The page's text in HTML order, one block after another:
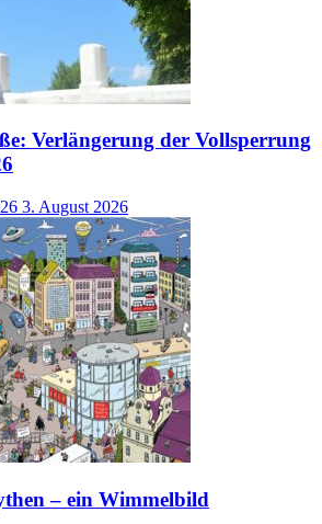
Verlängerung der Vollsperrung
3. August 2026
– ein Wimmelbild